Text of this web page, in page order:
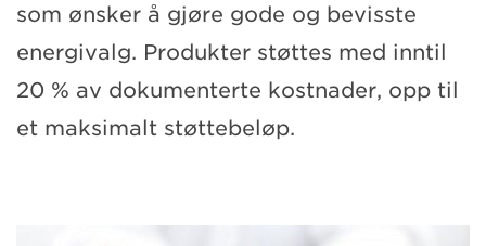
som ønsker å gjøre gode og bevisste
energivalg. Produkter støttes med inntil
20 % av dokumenterte kostnader, opp til
et maksimalt støttebeløp.